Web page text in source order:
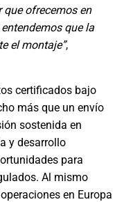
que ofrecemos en
que la
el montaje”,
certificados bajo
más que un envío
sostenida en
y desarrollo
para
Al mismo
en Europa